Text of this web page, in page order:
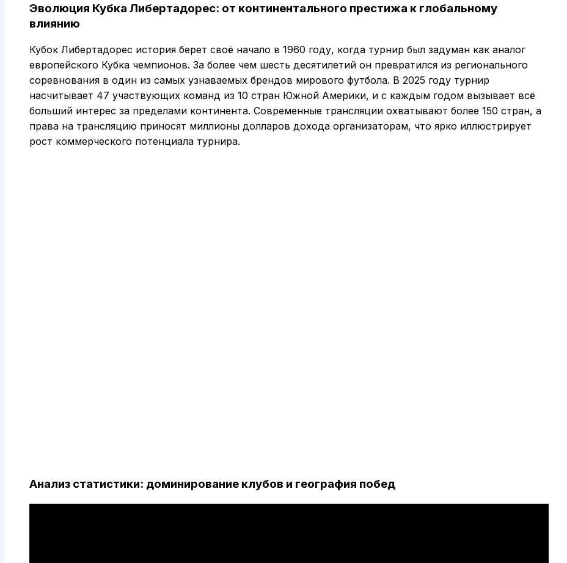
Эволюция Кубка Либертадорес: от континентального престижа к глобальному
влиянию
Кубок Либертадорес история берет своё начало в 1960 году, когда турнир был задуман как аналог
европейского Кубка чемпионов. За более чем шесть десятилетий он превратился из регионального
соревнования в один из самых узнаваемых брендов мирового футбола. В 2025 году турнир
насчитывает 47 участвующих команд из 10 стран Южной Америки, и с каждым годом вызывает всё
больший интерес за пределами континента. Современные трансляции охватывают более 150 стран, а
права на трансляцию приносят миллионы долларов дохода организаторам, что ярко иллюстрирует
рост коммерческого потенциала турнира.
Анализ статистики: доминирование клубов и география побед